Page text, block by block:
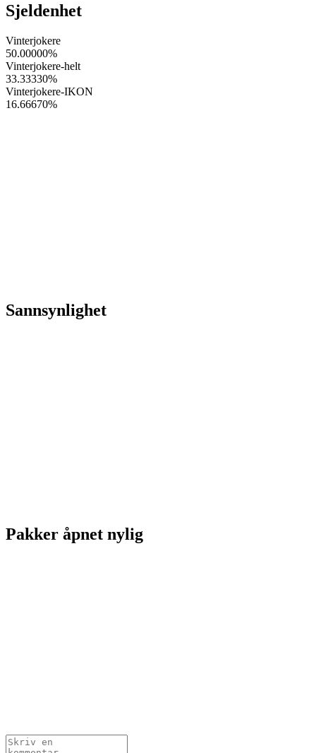
Sjeldenhet
Vinterjokere
50.00000%
Vinterjokere-helt
33.33330%
Vinterjokere-IKON
16.66670%
Sannsynlighet
Pakker åpnet nylig